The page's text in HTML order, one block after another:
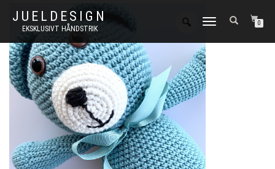
JUELDESIGN
EKSKLUSIVT HÅNDSTRIK
FLIP
0